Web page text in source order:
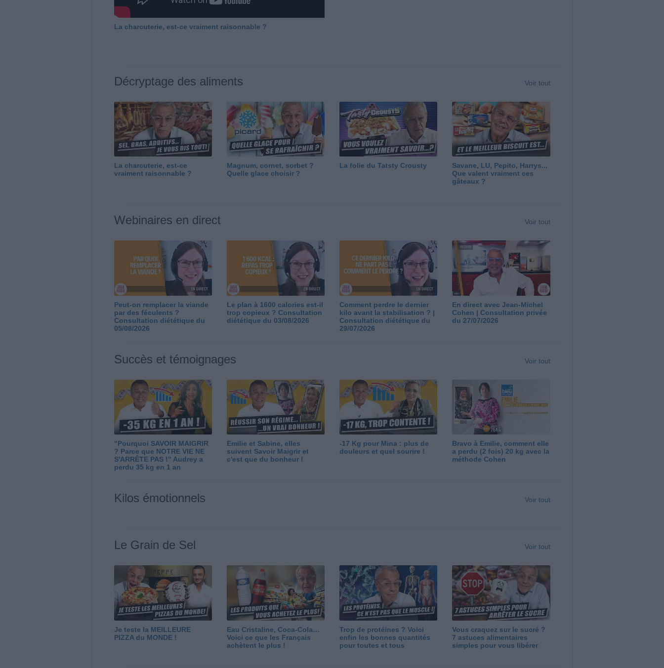
La charcuterie, est-ce vraiment raisonnable ?
Décryptage des aliments Voir tout
La charcuterie, est-ce
vraiment raisonnable ?
Magnum, cornet, sorbet ?
Quelle glace choisir ?
La folie du Tatsty Crousty
Savane, LU, Pepito, Harrys...
Que valent vraiment ces
gâteaux ?
Webinaires en direct Voir tout
Peut-on remplacer la viande
par des féculents ?
Consultation diététique du
05/08/2026
Le plan à 1600 calories est-il
trop copieux ? Consultation
diététique du 03/08/2026
Comment perdre le dernier
kilo avant la stabilisation ? |
Consultation diététique du
29/07/2026
En direct avec Jean-Michel
Cohen | Consultation privée
du 27/07/2026
Succès et témoignages Voir tout
"Pourquoi SAVOIR MAIGRIR
? Parce que NOTRE VIE NE
S'ARRÊTE PAS !" Audrey a
perdu 35 kg en 1 an
Emilie et Sabine, elles
suivent Savoir Maigrir et
c'est que du bonheur !
-17 Kg pour Mina : plus de
douleurs et quel sourire !
Bravo à Emilie, comment elle
a perdu (2 fois) 20 kg avec la
méthode Cohen
Kilos émotionnels Voir tout
Le Grain de Sel Voir tout
Je teste la MEILLEURE
PIZZA du MONDE !
Eau Cristaline, Coca-Cola…
Voici ce que les Français
achètent le plus !
Trop de protéines ? Voici
enfin les bonnes quantités
pour toutes et tous
Vous craquez sur le sucré ?
7 astuces alimentaires
simples pour vous libérer